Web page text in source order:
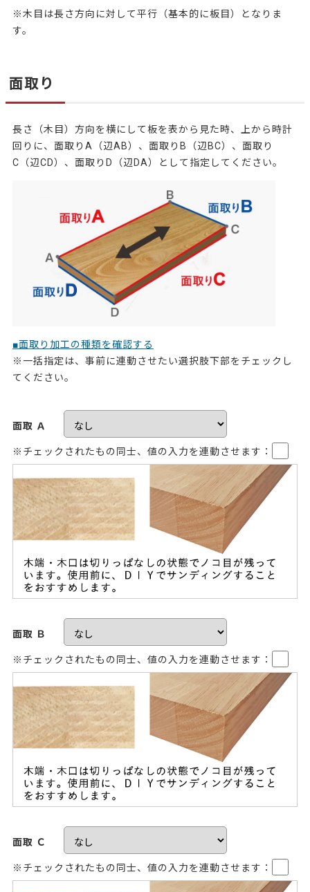
※木目は長さ方向に対して平行（基本的に板目）となりま
す。
面取り
長さ（木目）方向を横にして板を表から見た時、上から時計
回りに、面取りA（辺AB）、面取りB（辺BC）、面取り
C（辺CD）、面取りD（辺DA）として指定してください。
■面取り加工の種類を確認する
※一括指定は、事前に連動させたい選択肢下部をチェックし
てください。
面取 Ａ
※チェックされたもの同士、値の入力を連動させます：
面取 Ｂ
※チェックされたもの同士、値の入力を連動させます：
面取 Ｃ
※チェックされたもの同士、値の入力を連動させます：